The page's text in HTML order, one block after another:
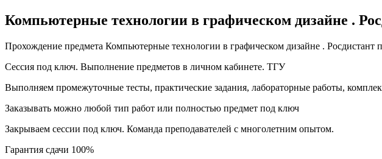
Компьютерные технологии в графическом дизайне .
Прохождение предмета Компьютерные технологии в графическом дизайне . Росдистант
Сессия под ключ. Выполнение предметов в личном кабинете. ТГУ
Выполняем промежуточные тесты, практические задания, лабораторные работы,
Заказывать можно любой тип работ или полностью предмет под ключ
Закрываем сессии под ключ. Команда преподавателей с многолетним опытом.
Гарантия сдачи 100%